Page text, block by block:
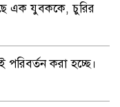
এক যুবককে, চুরির
পরিবর্তন করা হচ্ছে।